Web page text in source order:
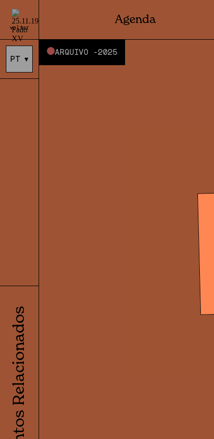
voltar
Agenda
PT ▾
ARQUIVO -2025
Eventos Relacionados